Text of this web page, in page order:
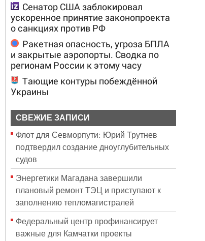
Сенатор США заблокировал
ускоренное принятие законопроекта
о санкциях против РФ
Ракетная опасность, угроза БПЛА
и закрытые аэропорты. Сводка по
регионам России к этому часу
Тающие контуры побеждённой
Украины
СВЕЖИЕ ЗАПИСИ
Флот для Севморпути: Юрий Трутнев
подтвердил создание дноуглубительных
судов
Энергетики Магадана завершили
плановый ремонт ТЭЦ и приступают к
заполнению тепломагистралей
Федеральный центр профинансирует
важные для Камчатки проекты